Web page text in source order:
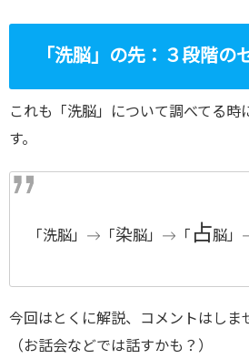
「洗脳」の先：３段階の
これも「洗脳」について調べてる時
す。
「洗脳」→「 染脳」→「 占脳」
今回はとくに解説、コメントはしま
（お話会などでは話すかも？）